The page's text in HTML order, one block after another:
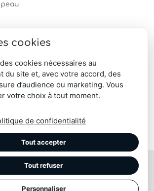
peau
produits
| coussin, plaid, pouf, chausson, tapis
mouton, renne, blesbok, lapin
Imaginarium Vichy Confidentialité
cookies
cookies nécessaires au
du site et, avec votre accord, des
d’audience ou marketing. Vous
votre choix à tout moment.
de confidentialité
Tout accepter
Tout refuser
Personnaliser